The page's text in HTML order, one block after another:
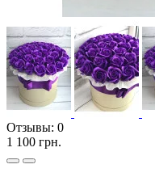
Отзывы: 0
1 100 грн.